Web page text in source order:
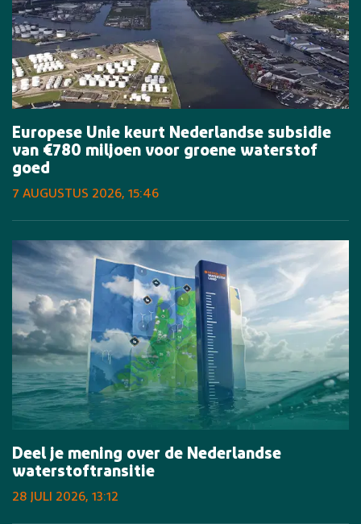
Europese Unie keurt Nederlandse subsidie
van €780 miljoen voor groene waterstof
goed
7 AUGUSTUS 2026, 15:46
Deel je mening over de Nederlandse
waterstoftransitie
28 JULI 2026, 13:12